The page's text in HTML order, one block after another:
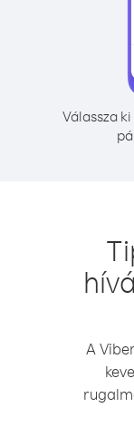
Válassza
A